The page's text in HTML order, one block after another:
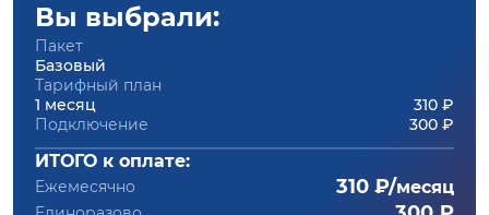
Вы выбрали:
Пакет
Базовый
Тарифный план
1 месяц
310 ₽
Подключение
300 ₽
ИТОГО к оплате:
Ежемесячно 310 ₽/месяц